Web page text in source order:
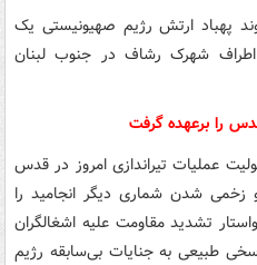
پهباد ارتش رژیم صهیونیستی یک
شهرک رشاف در جنوب لبنان
را برعهده گرفت
عملیات تیراندازی امروز در قدس
صهیونیست و زخمی شدن شماری دیگر انجامید را
تشدید مقاومت علیه اشغالگران
طبیعی به جنایات بی‌سابقه رژیم